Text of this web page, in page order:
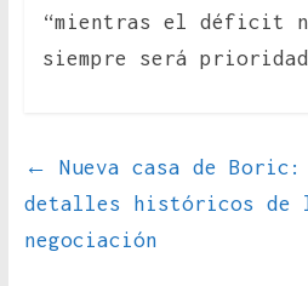
“mientras el déficit
siempre será
←
Nueva casa de
detalles históricos de
negociación